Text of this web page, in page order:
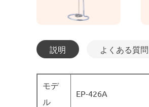
説明 よくある質問
モデ
ル
EP-426A